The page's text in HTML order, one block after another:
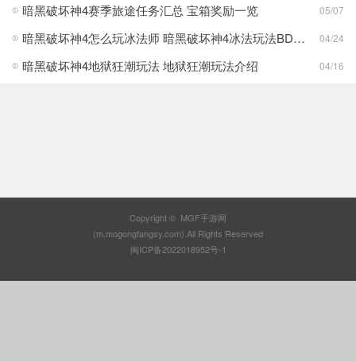
暗黑破坏神4赛季旅途任务汇总 宝箱奖励一览 05/07
暗黑破坏神4怎么玩冰法师 暗黑破坏神4冰法玩法BD攻略 04/24
暗黑破坏神4地狱狂潮玩法 地狱狂潮玩法介绍 04/16
Copyright © MGF手游网
(m.mogongfangsy.com).All Rights Reserved
闽ICP备2022018952号-1